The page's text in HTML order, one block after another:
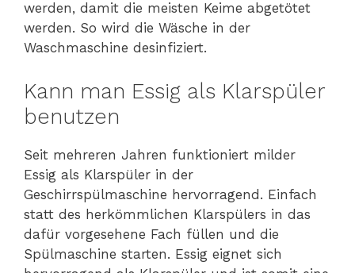
werden, damit die meisten Keime abgetötet
werden. So wird die Wäsche in der
Waschmaschine desinfiziert.
Kann man Essig als Klarspüler
benutzen
Seit mehreren Jahren funktioniert milder
Essig als Klarspüler in der
Geschirrspülmaschine hervorragend. Einfach
statt des herkömmlichen Klarspülers in das
dafür vorgesehene Fach füllen und die
Spülmaschine starten. Essig eignet sich